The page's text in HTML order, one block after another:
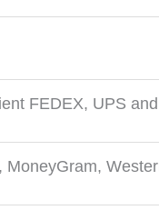
FEDEX, UPS
MoneyGram,